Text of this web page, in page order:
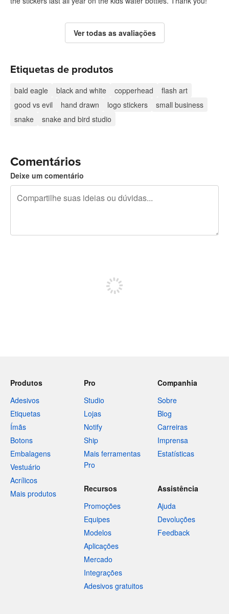
Ver todas as avaliações
Etiquetas de produtos
bald eagle black and white copperhead
flash art
good vs evil
hand drawn logo stickers
small business
snake
snake and bird studio
Comentários
Deixe um comentário
Produtos
Adesivos
Etiquetas
Ímãs
Botons
Embalagens
Vestuário
Acrílicos
Mais produtos
Pro
Studio
Lojas
Notify
Ship
Mais ferramentas
Pro
Companhia
Sobre
Blog
Carreiras
Imprensa
Estatísticas
Recursos
Promoções
Equipes
Modelos
Aplicações
Mercado
Integrações
Adesivos gratuitos
Assistência
Ajuda
Devoluções
Feedback